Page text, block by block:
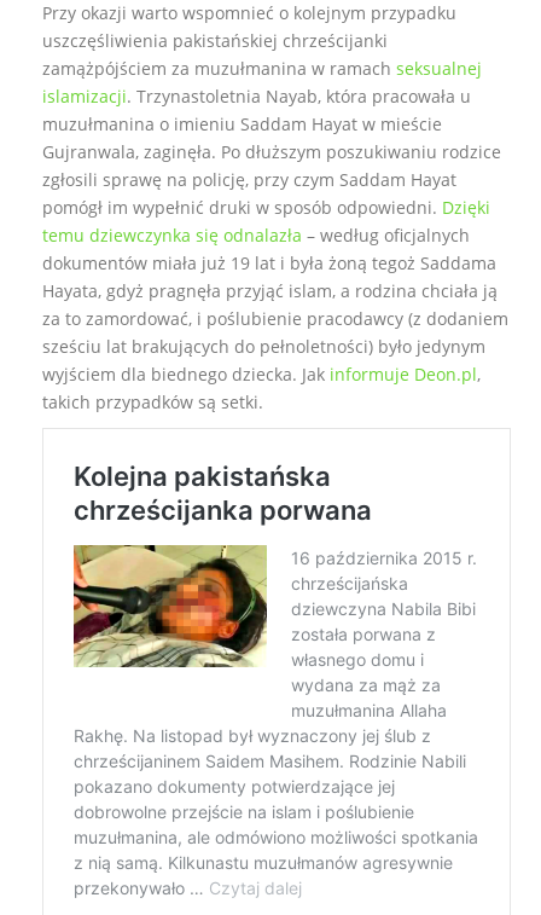
Przy okazji warto wspomnieć o kolejnym przypadku
uszczęśliwienia pakistańskiej chrześcijanki
zamążpójściem za muzułmanina w ramach seksualnej
islamizacji. Trzynastoletnia Nayab, która pracowała u
muzułmanina o imieniu Saddam Hayat w mieście
Gujranwala, zaginęła. Po dłuższym poszukiwaniu rodzice
zgłosili sprawę na policję, przy czym Saddam Hayat
pomógł im wypełnić druki w sposób odpowiedni. Dzięki
temu dziewczynka się odnalazła – według oficjalnych
dokumentów miała już 19 lat i była żoną tegoż Saddama
Hayata, gdyż pragnęła przyjąć islam, a rodzina chciała ją
za to zamordować, i poślubienie pracodawcy (z dodaniem
sześciu lat brakujących do pełnoletności) było jedynym
wyjściem dla biednego dziecka. Jak informuje Deon.pl,
takich przypadków są setki.